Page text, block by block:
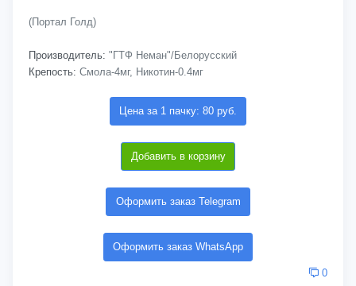
(Портал Голд)
Производитель: "ГТФ Неман"/Белорусский
Крепость: Смола-4мг, Никотин-0.4мг
Цена за 1 пачку: 80 руб.
Добавить в корзину
Оформить заказ Telegram
Оформить заказ WhatsApp
0